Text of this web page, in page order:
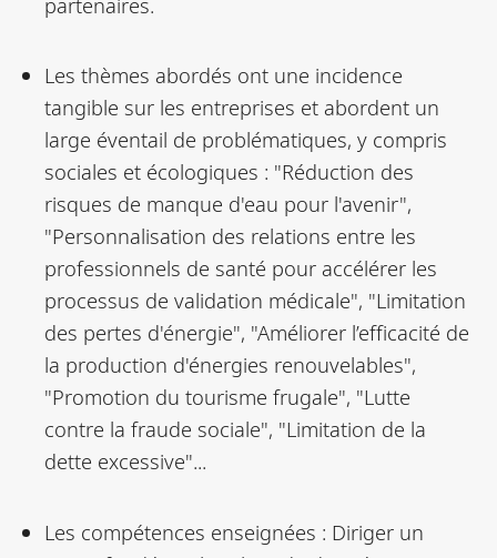
Les thèmes abordés ont une incidence
tangible sur les entreprises et abordent un
large éventail de problématiques, y compris
sociales et écologiques : "Réduction des
risques de manque d'eau pour l'avenir",
"Personnalisation des relations entre les
professionnels de santé pour accélérer les
processus de validation médicale", "Limitation
des pertes d'énergie", "Améliorer l’efficacité de
la production d'énergies renouvelables",
"Promotion du tourisme frugale", "Lutte
contre la fraude sociale", "Limitation de la
dette excessive"...
Les compétences enseignées : Diriger un